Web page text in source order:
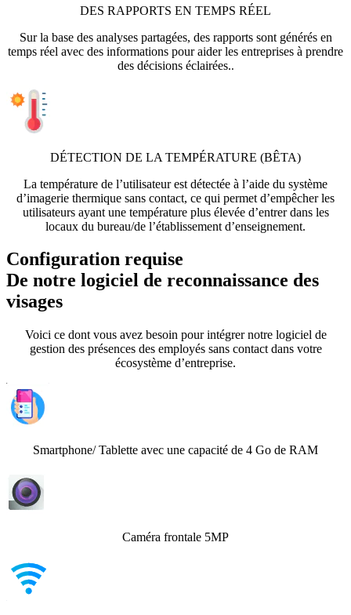
DES RAPPORTS EN TEMPS RÉEL
Sur la base des analyses partagées, des rapports sont générés en
temps réel avec des informations pour aider les entreprises à prendre
des décisions éclairées..
DÉTECTION DE LA TEMPÉRATURE (BÊTA)
La température de l’utilisateur est détectée à l’aide du système
d’imagerie thermique sans contact, ce qui permet d’empêcher les
utilisateurs ayant une température plus élevée d’entrer dans les
locaux du bureau/de l’établissement d’enseignement.
Configuration requise
De notre logiciel de reconnaissance des
visages
Voici ce dont vous avez besoin pour intégrer notre logiciel de
gestion des présences des employés sans contact dans votre
écosystème d’entreprise.
Smartphone/ Tablette avec une capacité de 4 Go de RAM
Caméra frontale 5MP